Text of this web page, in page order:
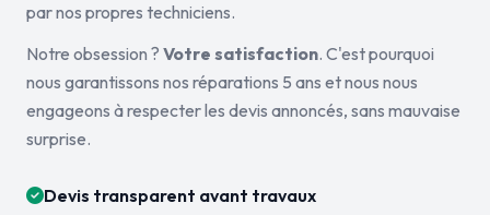
par nos propres techniciens.
Notre obsession ? Votre satisfaction. C'est pourquoi
nous garantissons nos réparations 5 ans et nous nous
engageons à respecter les devis annoncés, sans mauvaise
surprise.
Devis transparent avant travaux